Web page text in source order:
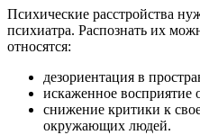
Психические расстройства
психиатра. Распознать их
относятся:
дезориентация в
искаженное
снижение критики к
окружающих людей.